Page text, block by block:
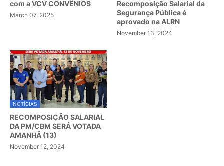
com a VCV CONVÊNIOS
March 07, 2025
Recomposição Salarial da
Segurança Pública é
aprovado na ALRN
November 13, 2024
NOTÍCIAS
RECOMPOSIÇÃO SALARIAL
DA PM/CBM SERÁ VOTADA
AMANHÃ (13)
November 12, 2024